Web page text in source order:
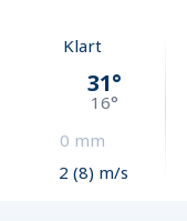
Klart
31°
16°
0 mm
2 (8) m/s